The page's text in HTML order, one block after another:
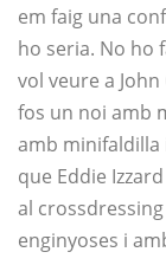
em faig una
ho seria. No ho
vol veure a
fos un noi amb
amb minifaldilla
que Eddie
al
enginyoses i